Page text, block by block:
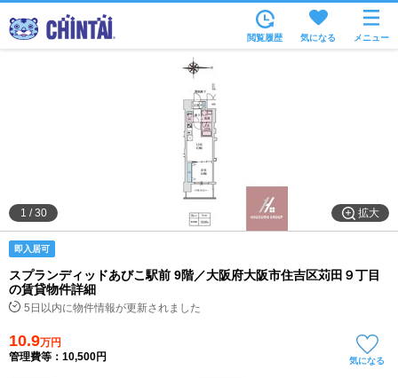
沿線・駅から
住所から
家賃相場から
通勤通学時間から
物件特集から
不動産会社から
閲覧履歴 気になる メニュー
拡大
1 /30
即入居可
スプランディッドあびこ駅前 9階／大阪府大阪市住吉区苅田９丁目
の賃貸物件詳細
5日以内に物件情報が更新されました
10.9万円
管理費等：10,500円
気になる